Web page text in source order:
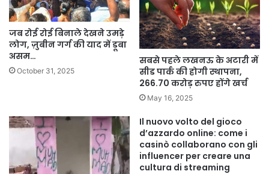
जब रोई रोई बिनाले देखने उमड़े
लोग, ज़ुबीन गर्ग की याद में डूबा
असम…
October 31, 2025
सबसे पहले लखनऊ के अटारी में
सीड पार्क की होगी स्थापना,
266.70 करोड़ रुपए होंगे खर्च
May 16, 2025
Il nuovo volto del gioco
d’azzardo online: come i
casinò collaborano con gli
influencer per creare una
cultura di streaming